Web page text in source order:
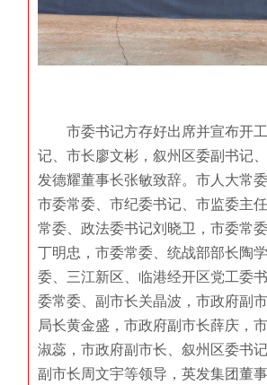
市委书记方存好出席并宣布开
记、市长廖文彬，叙州区委副书记
发德耀董事长张敏致辞。市人大常
市委常委、市纪委书记、市监委主
常委、政法委书记刘晓卫，市委常
丁明忠，市委常委、统战部部长陶
委、三江新区、临港经开区党工委
委常委、副市长关晶波，市政府副
局长黄金盛，市政府副市长薛庆，
淑蕊，市政府副市长、叙州区委书
副市长周文宇等领导，英发集团董